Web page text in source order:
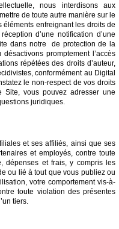
nous interdisons aux
de toute autre manière sur le
éléments enfreignant les droits de
d’une notification d’une
dans notre de protection de la
promptement l’accès
répétées des droits d’auteur,
conformément au Digital
le non-respect de vos droits
Site, vous pouvez adresser une
juridiques.
et ses affiliés, ainsi que ses
et employés, contre toute
dépenses et frais, y compris les
ou lié à tout que vous publiez ou
votre comportement vis-à-
toute violation des présentes
tiers.